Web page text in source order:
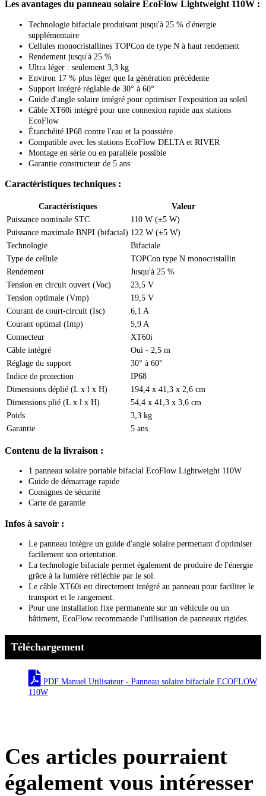
Les avantages du panneau solaire EcoFlow Lightweight 110W :
Technologie bifaciale produisant jusqu'à 25 % d'énergie
supplémentaire
Cellules monocristallines TOPCon de type N à haut rendement
Rendement jusqu'à 25 %
Ultra léger : seulement 3,3 kg
Environ 17 % plus léger que la génération précédente
Support intégré réglable de 30° à 60°
Guide d'angle solaire intégré pour optimiser l'exposition au soleil
Câble XT60i intégré pour une connexion rapide aux stations
EcoFlow
Étanchéité IP68 contre l'eau et la poussière
Compatible avec les stations EcoFlow DELTA et RIVER
Montage en série ou en parallèle possible
Garantie constructeur de 5 ans
Caractéristiques techniques :
Caractéristiques
Valeur
Puissance nominale STC
110 W (±5 W)
Puissance maximale BNPI (bifacial) 122 W (±5 W)
Technologie
Bifaciale
Type de cellule
TOPCon type N monocristallin
Rendement
Jusqu'à 25 %
Tension en circuit ouvert (Voc)
23,5 V
Tension optimale (Vmp)
19,5 V
Courant de court-circuit (Isc)
6,1 A
Courant optimal (Imp)
5,9 A
Connecteur
XT60i
Câble intégré
Oui - 2,5 m
Réglage du support
30° à 60°
Indice de protection
IP68
Dimensions déplié (L x l x H)
194,4 x 41,3 x 2,6 cm
Dimensions plié (L x l x H)
54,4 x 41,3 x 3,6 cm
Poids
3,3 kg
Garantie
5 ans
Contenu de la livraison :
1 panneau solaire portable bifacial EcoFlow Lightweight 110W
Guide de démarrage rapide
Consignes de sécurité
Carte de garantie
Infos à savoir :
Le panneau intègre un guide d'angle solaire permettant d'optimiser
facilement son orientation.
La technologie bifaciale permet également de produire de l'énergie
grâce à la lumière réfléchie par le sol.
Le câble XT60i est directement intégré au panneau pour faciliter le
transport et le rangement.
Pour une installation fixe permanente sur un véhicule ou un
bâtiment, EcoFlow recommande l'utilisation de panneaux rigides.
Téléchargement
PDF Manuel Utilisateur - Panneau solaire bifaciale ECOFLOW
110W
Ces articles pourraient
également vous intéresser